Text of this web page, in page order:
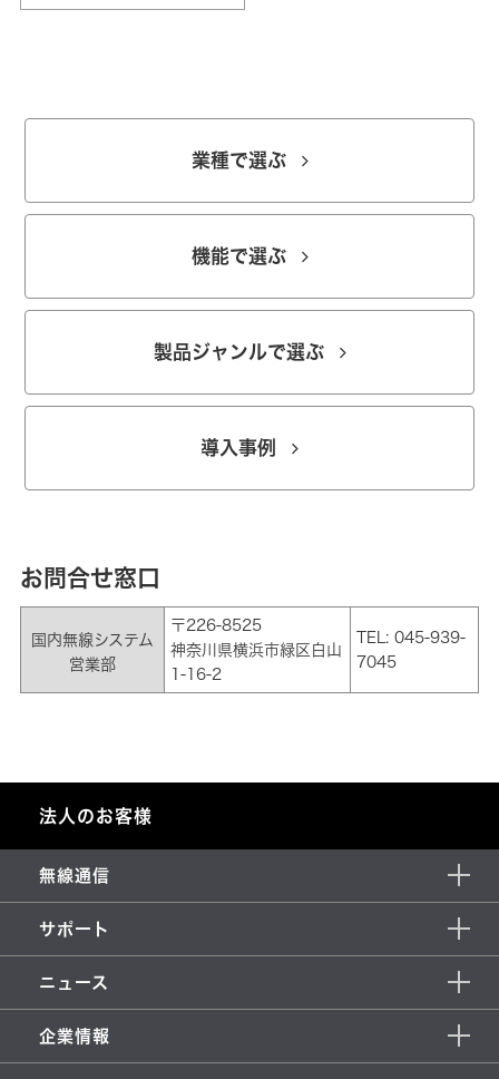
業種で選ぶ
機能で選ぶ
製品ジャンルで選ぶ
導入事例
お問合せ窓口
国内無線システム
営業部
〒226-8525
神奈川県横浜市緑区白山
1-16-2
TEL: 045-939-
7045
法人のお客様
無線通信
サポート
ニュース
企業情報